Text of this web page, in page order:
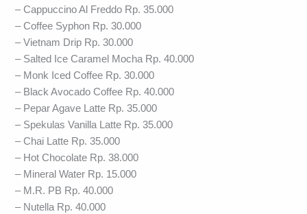
– Cappuccino Al Freddo Rp. 35.000
– Coffee Syphon Rp. 30.000
– Vietnam Drip Rp. 30.000
– Salted Ice Caramel Mocha Rp. 40.000
– Monk Iced Coffee Rp. 30.000
– Black Avocado Coffee Rp. 40.000
– Pepar Agave Latte Rp. 35.000
– Spekulas Vanilla Latte Rp. 35.000
– Chai Latte Rp. 35.000
– Hot Chocolate Rp. 38.000
– Mineral Water Rp. 15.000
– M.R. PB Rp. 40.000
– Nutella Rp. 40.000